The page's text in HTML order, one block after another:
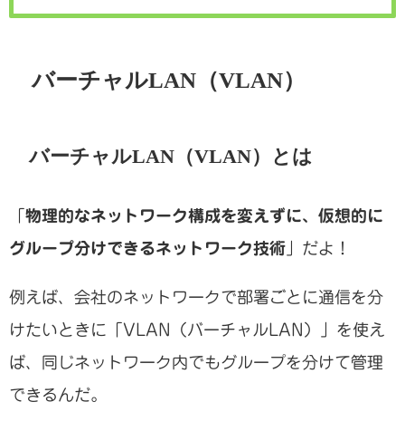
バーチャルLAN（VLAN）
バーチャルLAN（VLAN）とは
「 物理的なネットワーク構成を変えずに、仮想的に
グループ分けできるネットワーク技術 」だよ！
例えば、会社のネットワークで部署ごとに通信を分
けたいときに「VLAN（バーチャルLAN）」を使え
ば、同じネットワーク内でもグループを分けて管理
できるんだ。